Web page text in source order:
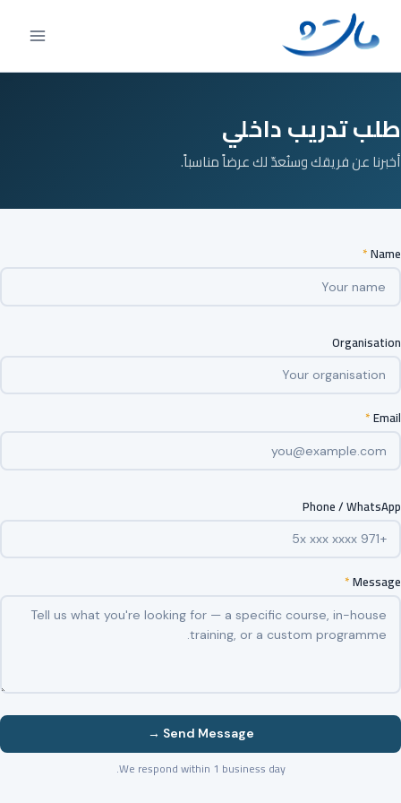
content
طلب تدريب داخلي
أخبرنا عن فريقك وسنُعدّ لك عرضاً مناسباً.
Name
*
Organisation
Email
*
Phone / WhatsApp
Message
*
Send Message →
We respond within 1 business day.